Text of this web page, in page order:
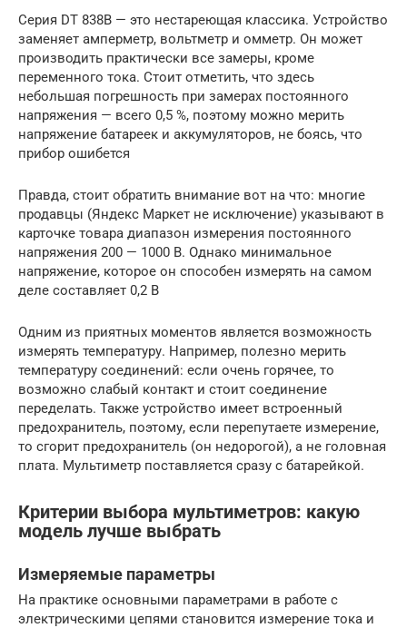
Серия DT 838B — это нестареющая классика. Устройство
заменяет амперметр, вольтметр и омметр. Он может
производить практически все замеры, кроме
переменного тока. Стоит отметить, что здесь
небольшая погрешность при замерах постоянного
напряжения — всего 0,5 %, поэтому можно мерить
напряжение батареек и аккумуляторов, не боясь, что
прибор ошибется
Правда, стоит обратить внимание вот на что: многие
продавцы (Яндекс Маркет не исключение) указывают в
карточке товара диапазон измерения постоянного
напряжения 200 — 1000 В. Однако минимальное
напряжение, которое он способен измерять на самом
деле составляет 0,2 В
Одним из приятных моментов является возможность
измерять температуру. Например, полезно мерить
температуру соединений: если очень горячее, то
возможно слабый контакт и стоит соединение
переделать. Также устройство имеет встроенный
предохранитель, поэтому, если перепутаете измерение,
то сгорит предохранитель (он недорогой), а не головная
плата. Мультиметр поставляется сразу с батарейкой.
Критерии выбора мультиметров: какую
модель лучше выбрать
Измеряемые параметры
На практике основными параметрами в работе с
электрическими цепями становится измерение тока и